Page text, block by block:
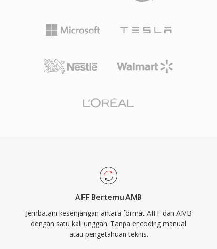
AIFF Bertemu AMB
Jembatani kesenjangan antara format AIFF dan AMB
dengan satu kali unggah. Tanpa encoding manual
atau pengetahuan teknis.